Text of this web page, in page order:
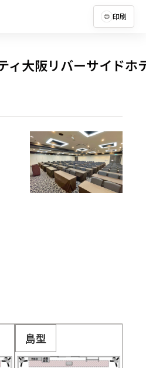
印刷
ィ大阪リバーサイドホ
島型